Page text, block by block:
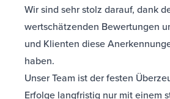
Wir sind sehr stolz darauf, dank
wertschätzenden Bewertungen
und Klienten diese
haben.
Unser Team ist der festen
Erfolge langfristig nur mit einem